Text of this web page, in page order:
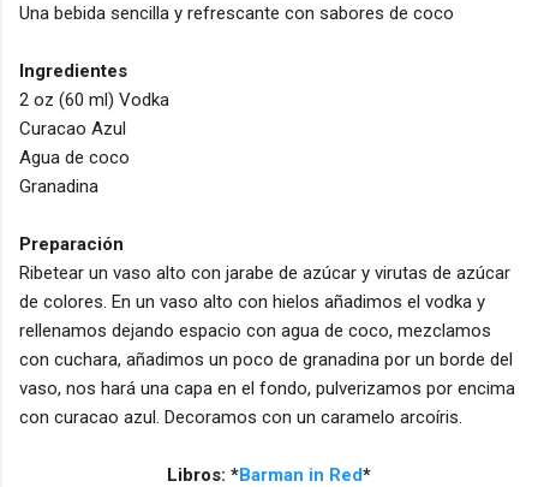
Una bebida sencilla y refrescante con sabores de coco
Ingredientes
2 oz (60 ml) Vodka
Curacao Azul
Agua de coco
Granadina
Preparación
Ribetear un vaso alto con jarabe de azúcar y virutas de azúcar
de colores. En un vaso alto con hielos añadimos el vodka y
rellenamos dejando espacio con agua de coco, mezclamos
con cuchara, añadimos un poco de granadina por un borde del
vaso, nos hará una capa en el fondo, pulverizamos por encima
con curacao azul. Decoramos con un caramelo arcoíris.
Libros: *Barman in Red*